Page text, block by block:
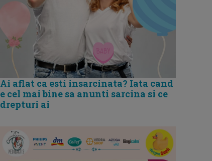
Ai aflat ca esti insarcinata? Iata cand
e cel mai bine sa anunti sarcina si ce
drepturi ai